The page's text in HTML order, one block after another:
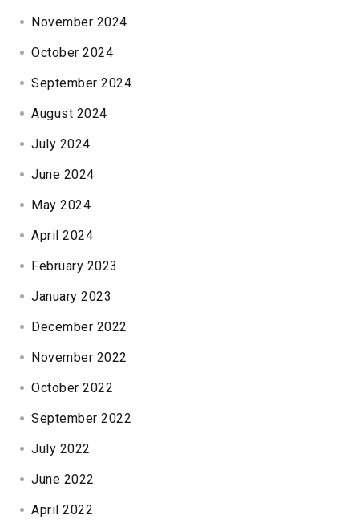
November 2024
October 2024
September 2024
August 2024
July 2024
June 2024
May 2024
April 2024
February 2023
January 2023
December 2022
November 2022
October 2022
September 2022
July 2022
June 2022
April 2022